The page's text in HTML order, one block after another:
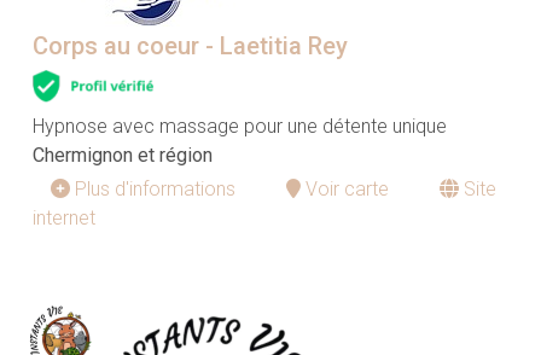
Corps au coeur - Laetitia Rey
Hypnose avec massage pour une détente unique
Chermignon et région
Plus d'informations
Voir carte
Site
internet